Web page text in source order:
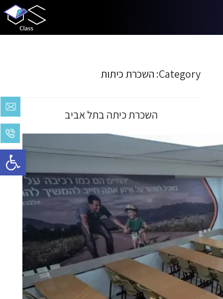
Open toolbar
Category: השכרת כיתות
השכרת כיתה בתל אביב